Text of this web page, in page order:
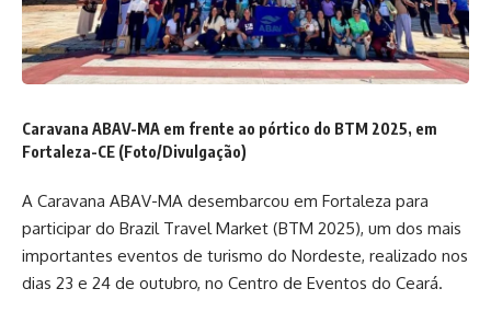
Caravana ABAV-MA em frente ao pórtico do BTM 2025, em
Fortaleza-CE (Foto/Divulgação)
A Caravana ABAV-MA desembarcou em Fortaleza para
participar do Brazil Travel Market (BTM 2025), um dos mais
importantes eventos de turismo do Nordeste, realizado nos
dias 23 e 24 de outubro, no Centro de Eventos do Ceará.